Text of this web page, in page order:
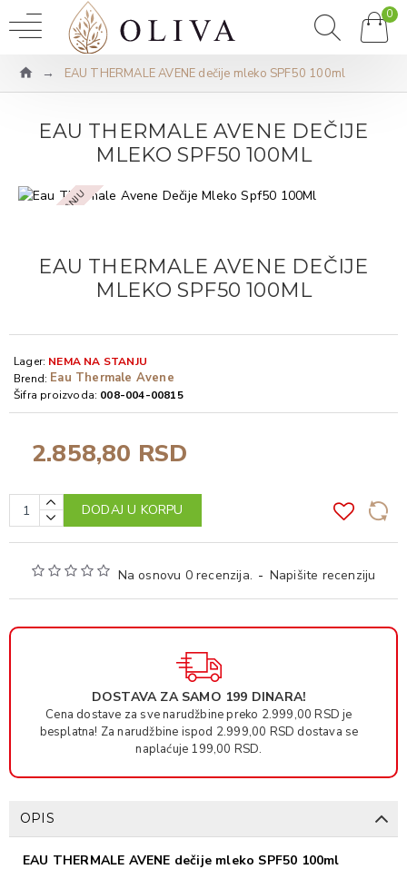
0
EAU THERMALE AVENE dečije mleko SPF50 100ml
EAU THERMALE AVENE DEČIJE
MLEKO SPF50 100ML
NEMA NA STANJU
EAU THERMALE AVENE DEČIJE
MLEKO SPF50 100ML
Na osnovu 0 recenzija. - Napišite recenziju
2.858,80 RSD
Lager: NEMA NA STANJU
Brend: Eau Thermale Avene
Šifra proizvoda: 008-004-00815
DODAJ U KORPU
DOSTAVA ZA SAMO 199 DINARA!
Cena dostave za sve narudžbine preko 2.999,00 RSD je
besplatna! Za narudžbine ispod 2.999,00 RSD dostava se
naplaćuje 199,00 RSD.
OPIS
EAU THERMALE AVENE dečije mleko SPF50 100ml